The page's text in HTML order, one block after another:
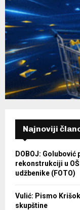
Najnoviji
DOBOJ:
rekonstrukciji u
udžbenike (FOTO)
Vulić: Pismo
skupštine